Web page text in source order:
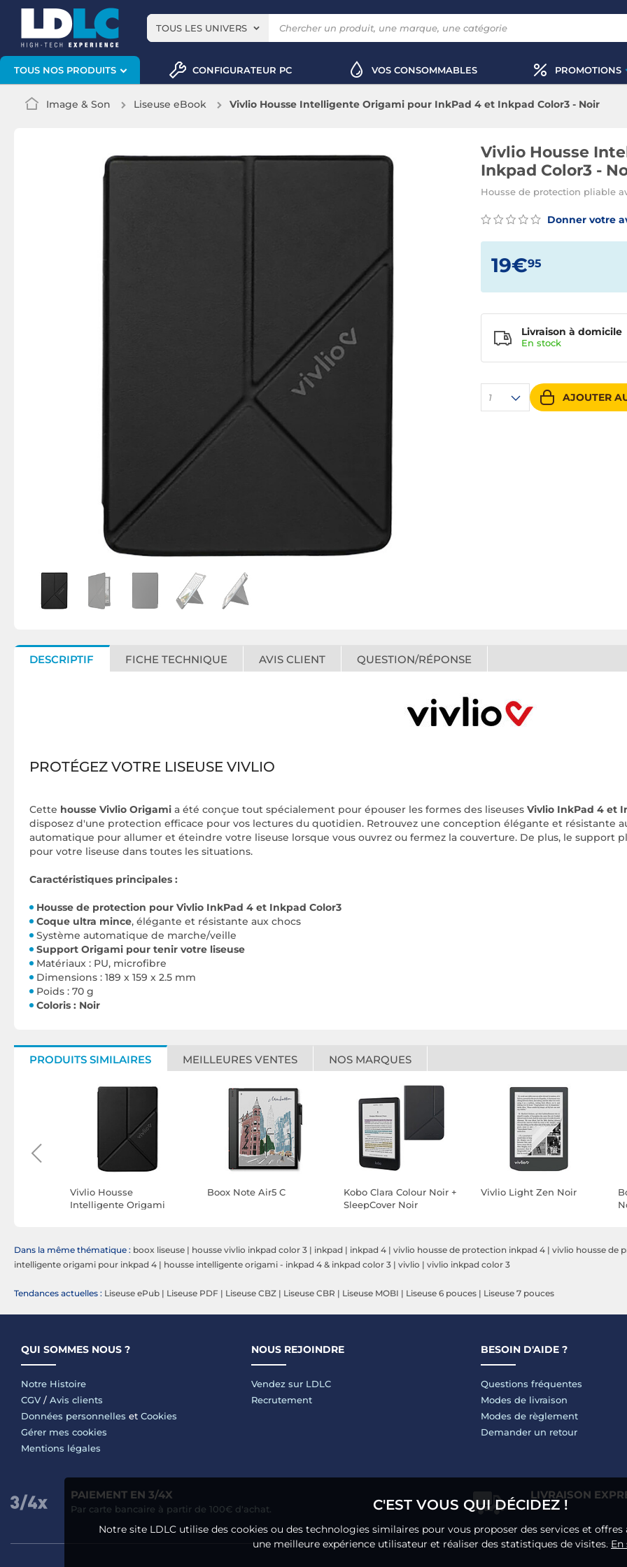
TOUS LES UNIVERS
TOUS NOS PRODUITS CONFIGURATEUR PC VOS CONSOMMABLES PROMOTIONS
C'EST VOUS QUI DÉCIDEZ !
Notre site LDLC utilise des cookies ou des technologies similaires pour vous proposer des services et
une meilleure expérience utilisateur et réaliser des statistiques de visites. En
Image & Son Liseuse eBook Vivlio Housse Intelligente Origami pour InkPad 4 et Inkpad Color3 - Noir
Vivlio Housse
Inkpad Color3 -
Housse de protection pliable
Donner votre
19€95
1 AJOUTER
Livraison à domicile
En stock
DESCRIPTIF FICHE TECHNIQUE AVIS CLIENT QUESTION/RÉPONSE
PROTÉGEZ VOTRE LISEUSE VIVLIO
Cette housse Vivlio Origami a été conçue tout spécialement pour épouser les formes des liseuses Vivlio InkPad 4 et
disposez d'une protection efficace pour vos lectures du quotidien. Retrouvez une conception élégante et résistante
automatique pour allumer et éteindre votre liseuse lorsque vous ouvrez ou fermez la couverture. De plus, le
pour votre liseuse dans toutes les situations.
Caractéristiques principales :
Housse de protection pour Vivlio InkPad 4 et Inkpad Color3
Coque ultra mince, élégante et résistante aux chocs
Système automatique de marche/veille
Support Origami pour tenir votre liseuse
Matériaux : PU, microfibre
Dimensions : 189 x 159 x 2.5 mm
Poids : 70 g
Coloris : Noir
PRODUITS SIMILAIRES MEILLEURES VENTES NOS MARQUES
Vivlio Housse
Intelligente Origami
Boox Note Air5 C
Kobo Clara Colour Noir +
SleepCover Noir
Vivlio Light Zen Noir
Dans la même thématique : boox liseuse | housse vivlio inkpad color 3 | inkpad | inkpad 4 | vivlio housse de protection inkpad 4 | vivlio housse de
intelligente origami pour inkpad 4 | housse intelligente origami - inkpad 4 & inkpad color 3 | vivlio | vivlio inkpad color 3
Tendances actuelles : Liseuse ePub | Liseuse PDF | Liseuse CBZ | Liseuse CBR | Liseuse MOBI | Liseuse 6 pouces | Liseuse 7 pouces
QUI SOMMES NOUS ?
Notre Histoire
CGV / Avis clients
Données personnelles et Cookies
Gérer mes cookies
Mentions légales
NOUS REJOINDRE
Vendez sur LDLC
Recrutement
BESOIN D'AIDE ?
Questions fréquentes
Modes de livraison
Modes de règlement
Demander un retour
PAIEMENT EN 3/4X
Par carte bancaire à partir de 100€ d'achat.
LIVRAISON